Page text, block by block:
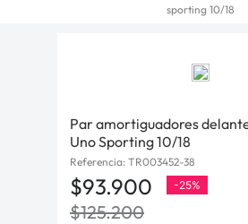
sporting 10/18
Par amortiguadores
Uno Sporting 10/18
Referencia: TR003452-38
$93.900 -25%
$125.200